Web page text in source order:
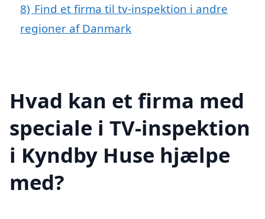
8) Find et firma til tv-inspektion i andre
regioner af Danmark
Hvad kan et firma med
speciale i TV-inspektion
i Kyndby Huse hjælpe
med?